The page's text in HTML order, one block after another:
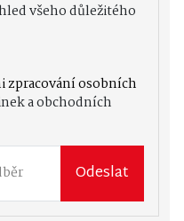
všeho důležitého
zpracování osobních
a obchodních
Odeslat